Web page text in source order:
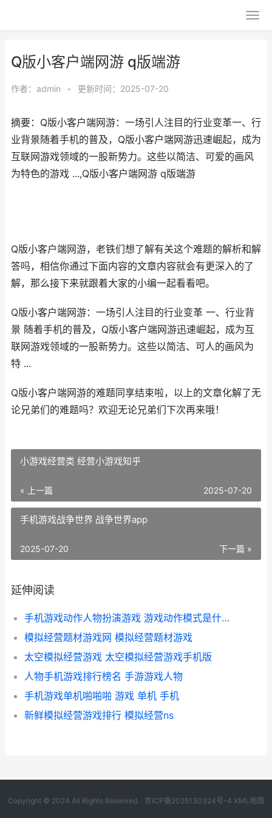
Q版小客户端网游 q版端游
作者： admin • 更新时间：2025-07-20
摘要：Q版小客户端网游：一场引人注目的行业变革一、行
业背景随着手机的普及，Q版小客户端网游迅速崛起，成为
互联网游戏领域的一股新势力。这些以简洁、可爱的画风
为特色的游戏 ...,Q版小客户端网游 q版端游
Q版小客户端网游，老铁们想了解有关这个难题的解析和解
答吗，相信你通过下面内容的文章内容就会有更深入的了
解，那么接下来就跟着大家的小编一起看看吧。
Q版小客户端网游：一场引人注目的行业变革 一、行业背
景 随着手机的普及，Q版小客户端网游迅速崛起，成为互
联网游戏领域的一股新势力。这些以简洁、可人的画风为
特 ...
Q版小客户端网游的难题同享结束啦，以上的文章化解了无
论兄弟们的难题吗？欢迎无论兄弟们下次再来哦！
小游戏经营类 经营小游戏知乎
« 上一篇 2025-07-20
手机游戏战争世界 战争世界app
下一篇 »
2025-07-20
延伸阅读
手机游戏动作人物扮演游戏 游戏动作模式是什么意思
模拟经营题材游戏网 模拟经营题材游戏
太空模拟经营游戏 太空模拟经营游戏手机版
人物手机游戏排行榜名 手游游戏人物
手机游戏单机啪啪啪 游戏 单机 手机
新鲜模拟经营游戏排行 模拟经营ns
Copyright © 2024 All Rights Reserved. 京ICP备2025130324号-4 XML地图